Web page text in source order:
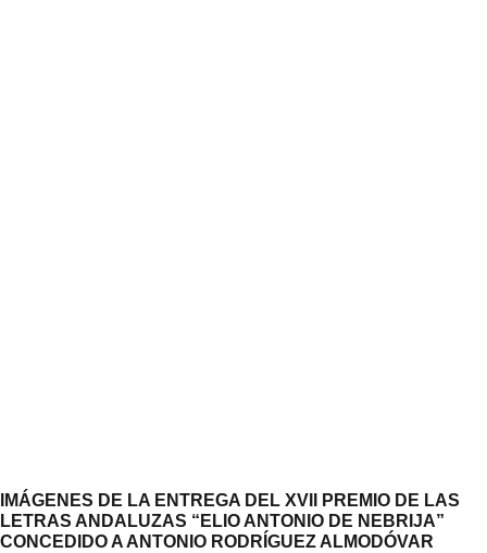
IMÁGENES DE LA ENTREGA DEL XVII PREMIO DE LAS
LETRAS ANDALUZAS “ELIO ANTONIO DE NEBRIJA”
CONCEDIDO A ANTONIO RODRÍGUEZ ALMODÓVAR